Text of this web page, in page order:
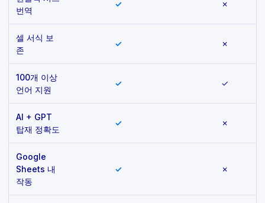
번역
✓ ✗
셀 서식 보
존
✓ ✗
100개 이상
언어 지원
✓ ✓
AI + GPT
탑재 정확도
✓ ✗
Google
Sheets 내
작동
✓ ✗